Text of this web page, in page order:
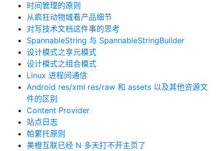
时间管理的原则
从疯狂动物城看产品细节
对写技术文档这件事的思考
SpannableString 与 SpannableStringBuilder
设计模式之享元模式
设计模式之组合模式
Linux 进程间通信
Android res/xml res/raw 和 assets 以及其他资源文
件的区别
Content Provider
站点日志
帕累托原则
美橙互联已经 N 多天打不开主页了